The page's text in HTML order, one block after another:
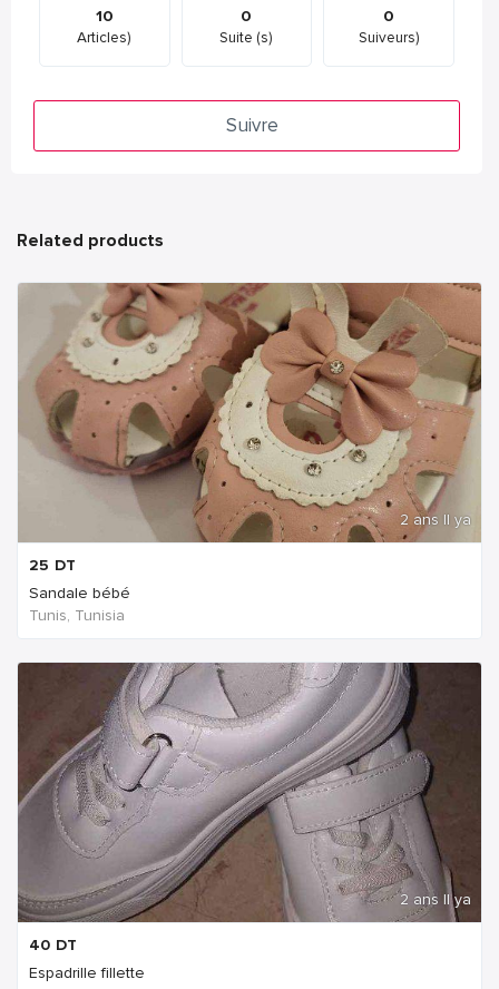
10
Articles)
0
Suite (s)
0
Suiveurs)
Suivre
Related products
2 ans Il ya
25 DT
Sandale bébé
Tunis, Tunisia
2 ans Il ya
40 DT
Espadrille fillette